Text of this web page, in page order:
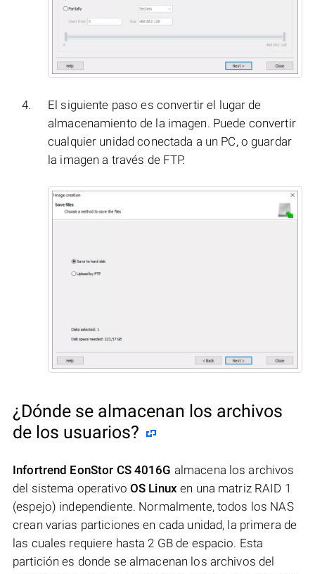
El siguiente paso es convertir el lugar de
almacenamiento de la imagen. Puede convertir
cualquier unidad conectada a un PC, o guardar
la imagen a través de FTP.
¿Dónde se almacenan los archivos
de los usuarios?
Infortrend EonStor CS 4016G almacena los archivos
del sistema operativo OS Linux en una matriz RAID 1
(espejo) independiente. Normalmente, todos los NAS
crean varias particiones en cada unidad, la primera de
las cuales requiere hasta 2 GB de espacio. Esta
partición es donde se almacenan los archivos del